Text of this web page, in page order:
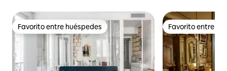
Favorito entre huéspedes
Favorito entre huéspedes Favorito entre
Favorito entre